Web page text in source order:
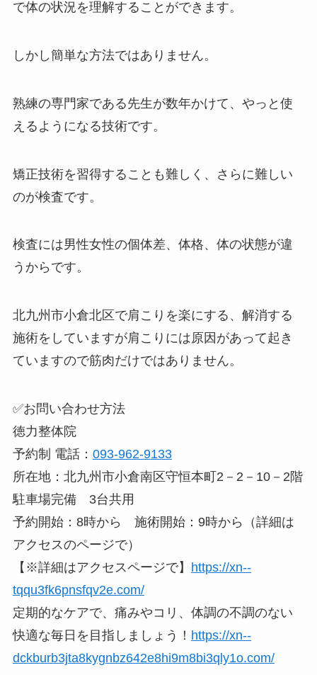
で体の状況を理解することができます。
しかし簡単な方法ではありません。
熟練の専門家である先生が数年かけて、やっと使
えるようになる技術です。
矯正技術を習得することも難しく、さらに難しい
のが検査です。
検査には男性女性の個体差、体格、体の状態が違
うからです。
北九州市小倉北区で肩こりを楽にする、解消する
施術をしていますが肩こりには原因があって起き
ていますので筋肉だけではありません。
✅お問い合わせ方法
徳力整体院
予約制 電話： 093-962-9133
所在地：北九州市小倉南区守恒本町2－2－10－2階
駐車場完備 3台共用
予約開始：8時から 施術開始：9時から（詳細は
アクセスのページで）
【※詳細はアクセスページで】
https://xn--
tqqu3fk6pnsfqv2e.com/
定期的なケアで、痛みやコリ、体調の不調のない
快適な毎日を目指しましょう！ https://xn--
dckburb3jta8kygnbz642e8hi9m8bi3qly1o.com/